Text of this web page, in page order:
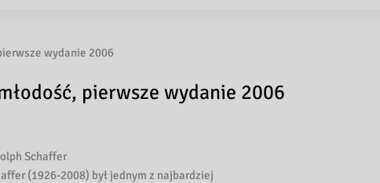
wydanie 2006
pierwsze wydanie 2006
Schaffer
(1926-2008) był jednym z najbardziej